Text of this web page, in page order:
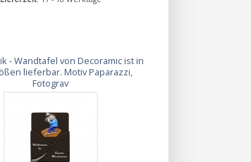
- Wandtafel von Decoramic ist in
lieferbar. Motiv Paparazzi,
Fotograv